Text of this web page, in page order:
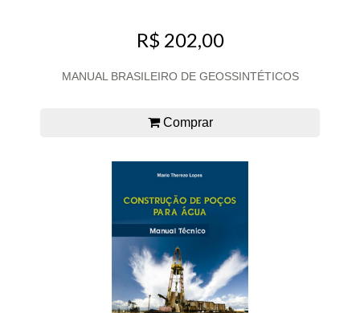
R$ 202,00
MANUAL BRASILEIRO DE GEOSSINTÉTICOS
Comprar